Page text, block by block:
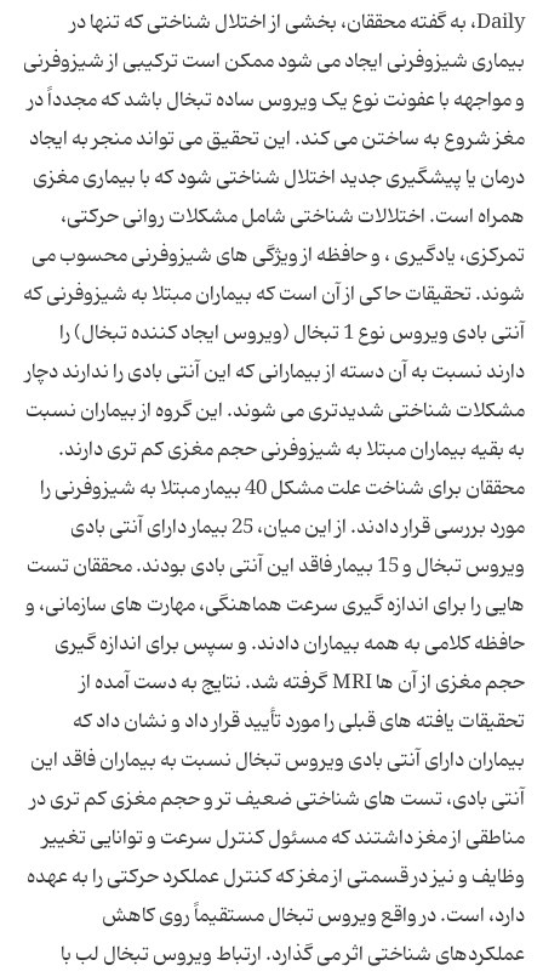
Daily، به گفته محققان، بخشی از اختلال شناختی که تنها در
بیماری‌ شیزوفرنی‌ ایجاد می ‌شود ممکن است ترکیبی از شیزوفرنی
و مواجهه با عفونت نوع یک ویروس ساده تبخال باشد که مجدداً در
مغز شروع به ساختن می کند. این تحقیق می ‌تواند منجر به ایجاد
درمان یا پیشگیری جدید اختلال شناختی‌ شود که با بیماری‌ مغزی
همراه است. اختلالات شناختی شامل مشکلات روانی حرکتی،
تمرکزی، یادگیری ، و حافظه از ویژگی های شیزوفرنی محسوب می‌
شوند. تحقیقات حاکی از آن است که بیماران مبتلا به شیزوفرنی که
آنتی ‌بادی‌ ویروس نوع 1 تبخال (ویروس ایجاد کننده تبخال) را
دارند نسبت به آن دسته از بیمارانی که این آنتی ‌بادی‌ را ندارند دچار
مشکلات شناختی شدیدتری می ‌شوند. این گروه از بیماران نسبت
به بقیه بیماران مبتلا به شیزوفرنی حجم مغزی کم تری‌ دارند.
محققان برای شناخت علت مشکل 40 بیمار مبتلا به شیزوفرنی را
مورد بررسی قرار دادند. از این میان، 25 بیمار دارای آنتی ‌بادی‌
ویروس تبخال و 15 بیمار فاقد این آنتی ‌بادی‌ بودند. محققان تست
هایی ‌را برای‌ اندازه گیری سرعت هماهنگی، مهارت های‌ سازمانی، و
حافظه کلامی به همه بیماران دادند. و سپس برای اندازه گیری
حجم مغزی از آن ها MRI گرفته شد. نتایج به دست آمده از
تحقیقات یافته های‌ قبلی را مورد تأیید قرار داد و نشان داد که
بیماران دارای آنتی ‌بادی‌ ویروس تبخال نسبت به بیماران فاقد این
آنتی ‌بادی، تست های ‌شناختی ضعیف تر و حجم مغزی کم تری در
مناطقی از مغز داشتند که مسئول کنترل سرعت و توانایی تغییر
وظایف و نیز در قسمتی از مغز که کنترل عملکرد حرکتی را به عهده
دارد، است. در واقع ویروس تبخال مستقیماً روی‌ کاهش
عملکردهای ‌شناختی اثر می گذارد. ارتباط ویروس تبخال لب با